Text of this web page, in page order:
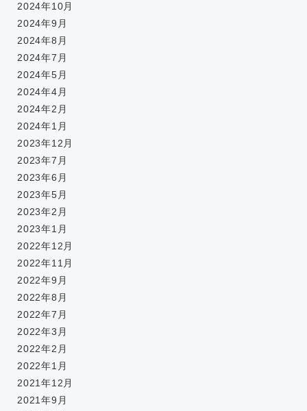
2024年10月
2024年9月
2024年8月
2024年7月
2024年5月
2024年4月
2024年2月
2024年1月
2023年12月
2023年7月
2023年6月
2023年5月
2023年2月
2023年1月
2022年12月
2022年11月
2022年9月
2022年8月
2022年7月
2022年3月
2022年2月
2022年1月
2021年12月
2021年9月